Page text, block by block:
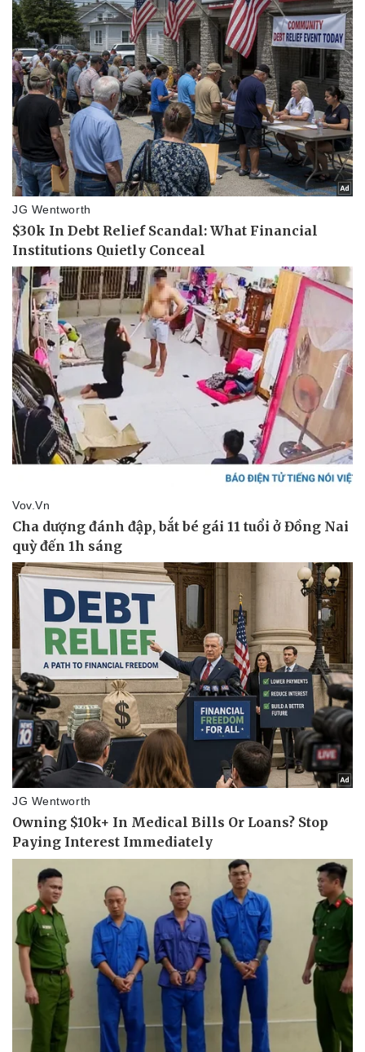
Sức khỏe
Dinh dưỡng - món ngon
Cây thuốc
Sản phụ khoa
Làm đẹp - giảm cân
Phòng mạch online
Ăn sạch sống khỏe
Đời sống
Tình yêu - Gia đình